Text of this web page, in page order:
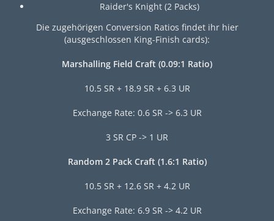
Raider's Knight (2 Packs)
Die zugehörigen Conversion Ratios findet ihr hier
(ausgeschlossen King-Finish cards):
Marshalling Field Craft (0.09:1 Ratio)
10.5 SR + 18.9 SR + 6.3 UR
Exchange Rate: 0.6 SR -> 6.3 UR
3 SR CP -> 1 UR
Random 2 Pack Craft (1.6:1 Ratio)
10.5 SR + 12.6 SR + 4.2 UR
Exchange Rate: 6.9 SR -> 4.2 UR